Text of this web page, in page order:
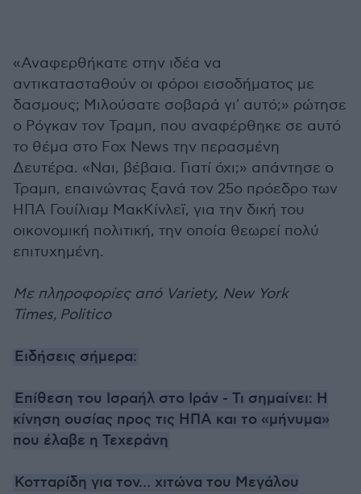
«Αναφερθήκατε στην ιδέα να
αντικατασταθούν οι φόροι εισοδήματος με
δασμους; Μιλούσατε σοβαρά γι' αυτό;» ρώτησε
ο Ρόγκαν τον Τραμπ, που αναφέρθηκε σε αυτό
το θέμα στο Fox News την περασμένη
Δευτέρα. «Ναι, βέβαια. Γιατί όχι;» απάντησε ο
Τραμπ, επαινώντας ξανά τον 25ο πρόεδρο των
ΗΠΑ Γουίλιαμ ΜακΚίνλεϊ, για την δική του
οικονομική πολιτική, την οποία θεωρεί πολύ
επιτυχημένη.
Με πληροφορίες από Variety, New York
Times, Politico
Ειδήσεις σήμερα:
Επίθεση του Ισραήλ στο Ιράν - Τι σημαίνει: Η
κίνηση ουσίας προς τις ΗΠΑ και το «μήνυμα»
που έλαβε η Τεχεράνη
Κοτταρίδη για τον… χιτώνα του Μεγάλου